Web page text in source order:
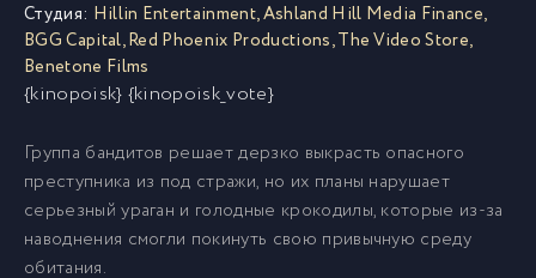
Студия: Hillin Entertainment,Ashland Hill Media Finance,
BGG Capital,Red Phoenix Productions,The Video Store,
Benetone Films
{kinopoisk} {kinopoisk_vote}
Группа бандитов решает дерзко выкрасть опасного
преступника из под стражи, но их планы нарушает
серьезный ураган и голодные крокодилы, которые из-за
наводнения смогли покинуть свою привычную среду
обитания.